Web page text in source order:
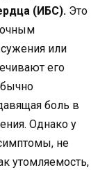
(ИБС). Это
или
его
боль в
Однако у
не
утомляемость,